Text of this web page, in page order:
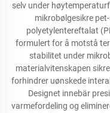
selv under
mikrobølgesikre
polyetylentereftalat
formulert for å motstå
stabilitet under
materialvitenskapen
forhindrer uønskede
Designet innebär
varmefordeling og